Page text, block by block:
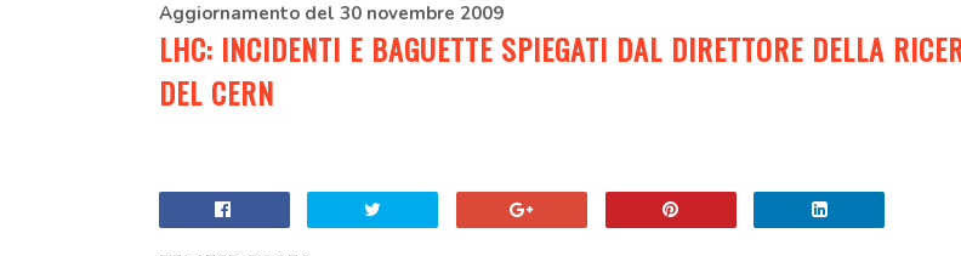
Aggiornamento del 30 novembre 2009
LHC: INCIDENTI E BAGUETTE SPIEGATI DAL DIRETTORE DELLA
DEL CERN